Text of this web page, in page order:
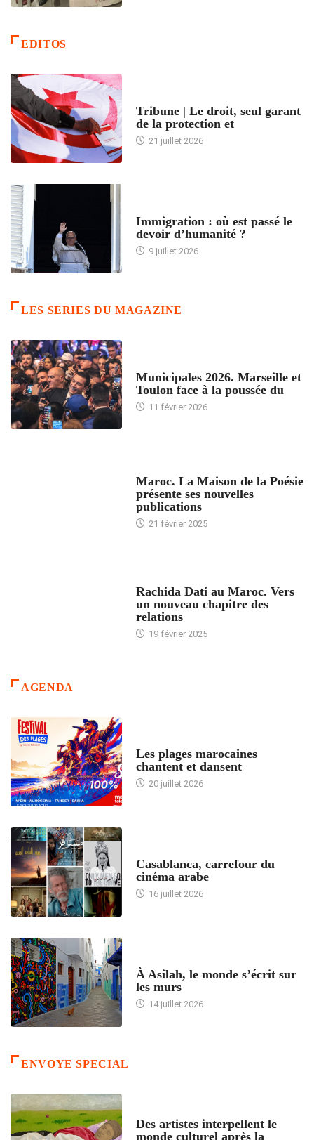
EDITOS
Tribune | Le droit, seul garant
de la protection et
21 juillet 2026
Immigration : où est passé le
devoir d’humanité ?
9 juillet 2026
LES SERIES DU MAGAZINE
Municipales 2026. Marseille et
Toulon face à la poussée du
11 février 2026
Maroc. La Maison de la Poésie
présente ses nouvelles
publications
21 février 2025
Rachida Dati au Maroc. Vers
un nouveau chapitre des
relations
19 février 2025
AGENDA
Les plages marocaines
chantent et dansent
20 juillet 2026
Casablanca, carrefour du
cinéma arabe
16 juillet 2026
À Asilah, le monde s’écrit sur
les murs
14 juillet 2026
ENVOYE SPECIAL
Des artistes interpellent le
monde culturel après la